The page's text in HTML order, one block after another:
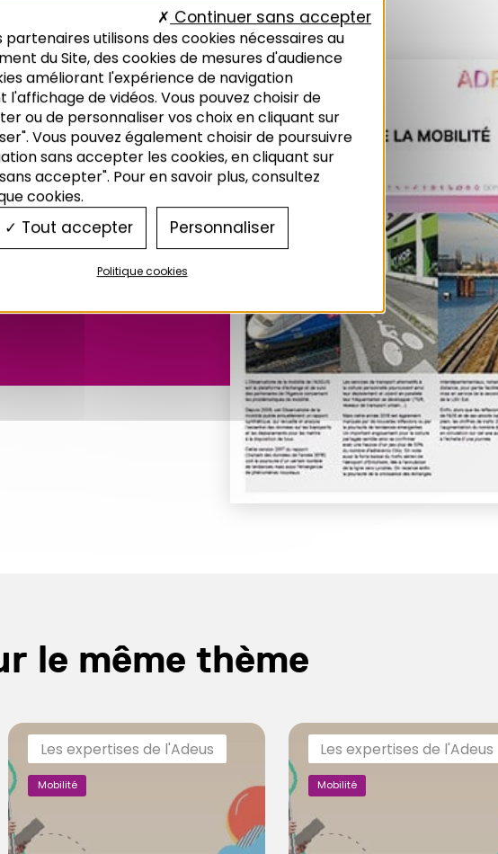
n°244
le même thème
Les expertises de l'Adeus
Mobilité
Les expertises de l'Adeus
Mobilité
partenaires utilisons des cookies nécessaires au
du Site, des cookies de mesures d'audience
améliorant l'expérience de navigation
l'affichage de vidéos. Vous pouvez choisir de
ou de personnaliser vos choix en cliquant sur
Vous pouvez également choisir de poursuivre
sans accepter les cookies, en cliquant sur
accepter". Pour en savoir plus, consultez
cookies.
Tout accepter
Continuer sans accepter
Personnaliser
Politique cookies